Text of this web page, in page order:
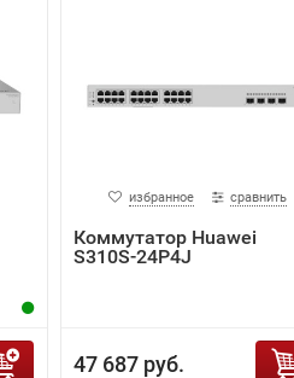
избранное сравнить
Коммутатор Huawei
S310S-24P4J
47 687 руб.